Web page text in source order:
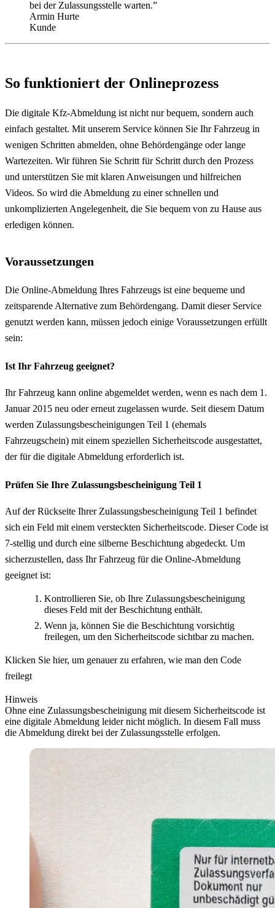
bei der Zulassungsstelle warten.”
Armin Hurte
Kunde
So funktioniert der Onlineprozess
Die digitale Kfz-Abmeldung ist nicht nur bequem, sondern auch
einfach gestaltet. Mit unserem Service können Sie Ihr Fahrzeug in
wenigen Schritten abmelden, ohne Behördengänge oder lange
Wartezeiten. Wir führen Sie Schritt für Schritt durch den Prozess
und unterstützen Sie mit klaren Anweisungen und hilfreichen
Videos. So wird die Abmeldung zu einer schnellen und
unkomplizierten Angelegenheit, die Sie bequem von zu Hause aus
erledigen können.
Voraussetzungen
Die Online-Abmeldung Ihres Fahrzeugs ist eine bequeme und
zeitsparende Alternative zum Behördengang. Damit dieser Service
genutzt werden kann, müssen jedoch einige Voraussetzungen erfüllt
sein:
Ist Ihr Fahrzeug geeignet?
Ihr Fahrzeug kann online abgemeldet werden, wenn es nach dem 1.
Januar 2015 neu oder erneut zugelassen wurde. Seit diesem Datum
werden Zulassungsbescheinigungen Teil 1 (ehemals
Fahrzeugschein) mit einem speziellen Sicherheitscode ausgestattet,
der für die digitale Abmeldung erforderlich ist.
Prüfen Sie Ihre Zulassungsbescheinigung Teil 1
Auf der Rückseite Ihrer Zulassungsbescheinigung Teil 1 befindet
sich ein Feld mit einem versteckten Sicherheitscode. Dieser Code ist
7-stellig und durch eine silberne Beschichtung abgedeckt. Um
sicherzustellen, dass Ihr Fahrzeug für die Online-Abmeldung
geeignet ist:
Kontrollieren Sie, ob Ihre Zulassungsbescheinigung
dieses Feld mit der Beschichtung enthält.
Wenn ja, können Sie die Beschichtung vorsichtig
freilegen, um den Sicherheitscode sichtbar zu machen.
Klicken Sie hier, um genauer zu erfahren, wie man den Code
freilegt
Hinweis
Ohne eine Zulassungsbescheinigung mit diesem Sicherheitscode ist
eine digitale Abmeldung leider nicht möglich. In diesem Fall muss
die Abmeldung direkt bei der Zulassungsstelle erfolgen.